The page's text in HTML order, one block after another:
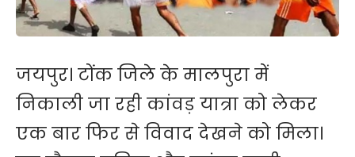
जयपुर। टोंक जिले के मालपुरा में
निकाली जा रही कांवड़ यात्रा को लेकर
एक बार फिर से विवाद देखने को मिला।